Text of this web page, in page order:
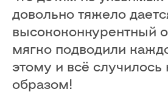
довольно тяжело
высококонкурентный
мягко подводили
этому и всё
образом!